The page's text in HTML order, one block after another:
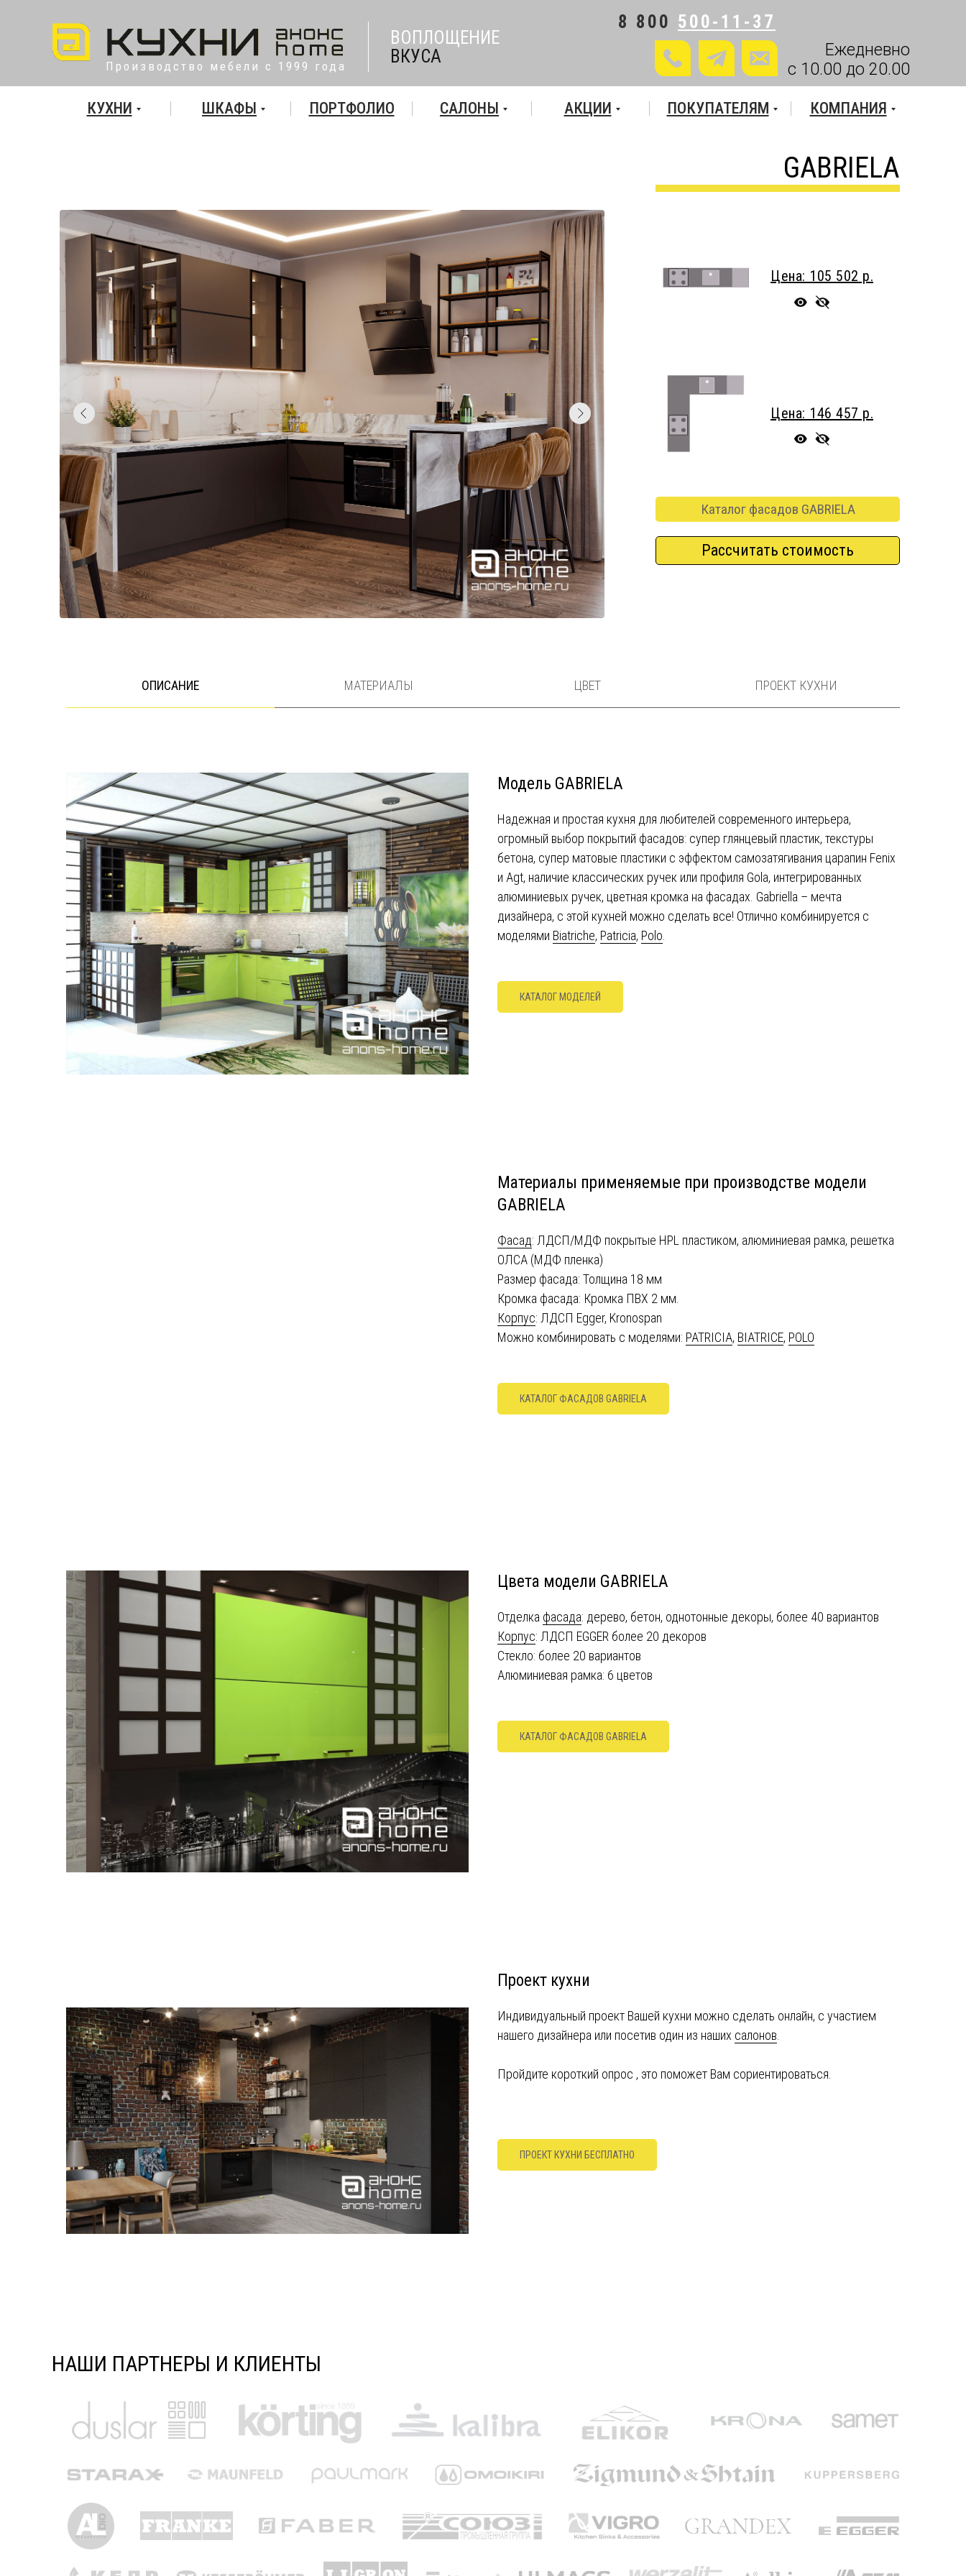
ВОПЛОЩЕНИЕ
Производство мебели с 1999 года ВКУСА
8 800 500-11-37
Ежедневно
с 10.00 до 20.00
КУХНИ ШКАФЫ ПОРТФОЛИО САЛОНЫ АКЦИИ ПОКУПАТЕЛЯМ КОМПАНИЯ
GABRIELA
Цена: 146 457 р.
Цена: 105 502 р.
Каталог фасадов GABRIELA
Рассчитать стоимость
ОПИСАНИЕ МАТЕРИАЛЫ ЦВЕТ ПРОЕКТ КУХНИ
Модель GABRIELA
Надежная и простая кухня для любителей современного интерьера,
огромный выбор покрытий фасадов: супер глянцевый пластик, текстуры
бетона, супер матовые пластики с эффектом самозатягивания царапин Fenix
и Agt, наличие классических ручек или профиля Gola, интегрированных
алюминиевых ручек, цветная кромка на фасадах. Gabriella – мечта
дизайнера, с этой кухней можно сделать все! Отлично комбинируется с
моделями Biatriche, Patricia, Polo
КАТАЛОГ МОДЕЛЕЙ
Материалы применяемые при производстве модели
GABRIELA
Фасад: ЛДСП/МДФ покрытые HPL пластиком, алюминиевая рамка, решетка
ОЛСА (МДФ пленка)
Размер фасада: Толщина 18 мм
Кромка фасада: Кромка ПВХ 2 мм.
Корпус: ЛДСП Egger, Kronospan
Можно комбинировать с моделями: PATRICIA, BIATRICE, POLO
КАТАЛОГ ФАСАДОВ GABRIELA
Цвета модели GABRIELA
Отделка фасада: дерево, бетон, однотонные декоры, более 40 вариантов
Корпус: ЛДСП EGGER более 20 декоров
Стекло: более 20 вариантов
Алюминиевая рамка: 6 цветов
КАТАЛОГ ФАСАДОВ GABRIELA
Проект кухни
Индивидуальный проект Вашей кухни можно сделать онлайн, с участием
нашего дизайнера или посетив один из наших салонов
Пройдите короткий опрос , это поможет Вам сориентироваться.
ПРОЕКТ КУХНИ БЕСПЛАТНО
НАШИ ПАРТНЕРЫ И КЛИЕНТЫ